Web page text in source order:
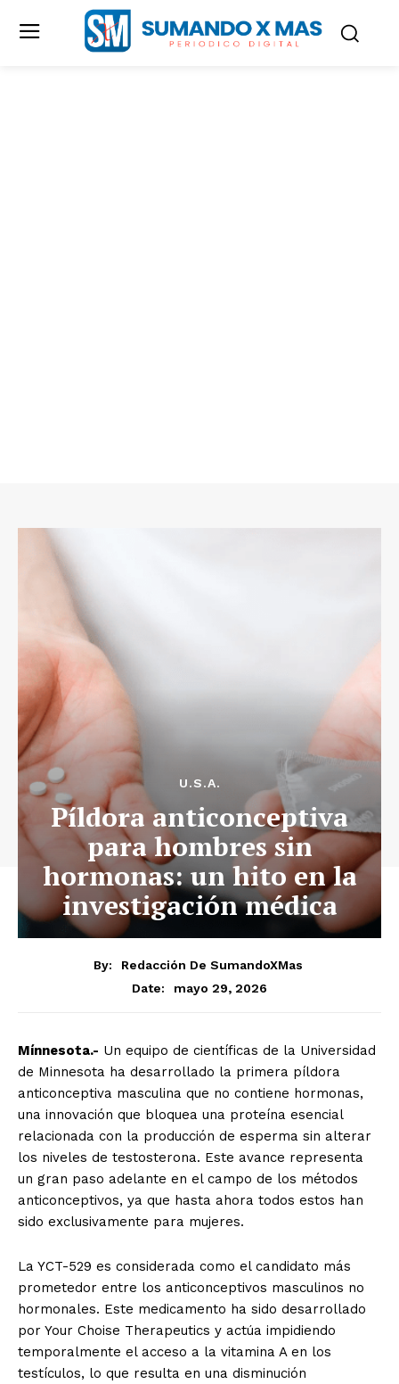
U.S.A.
Píldora anticonceptiva
para hombres sin
hormonas: un hito en la
investigación médica
By:
Redacción De SumandoXMas
Date:
mayo 29, 2026
Mínnesota.- Un equipo de científicas de la Universidad
de Minnesota ha desarrollado la primera píldora
anticonceptiva masculina que no contiene hormonas,
una innovación que bloquea una proteína esencial
relacionada con la producción de esperma sin alterar
los niveles de testosterona. Este avance representa
un gran paso adelante en el campo de los métodos
anticonceptivos, ya que hasta ahora todos estos han
sido exclusivamente para mujeres.
La YCT-529 es considerada como el candidato más
prometedor entre los anticonceptivos masculinos no
hormonales. Este medicamento ha sido desarrollado
por Your Choise Therapeutics y actúa impidiendo
temporalmente el acceso a la vitamina A en los
testículos, lo que resulta en una disminución